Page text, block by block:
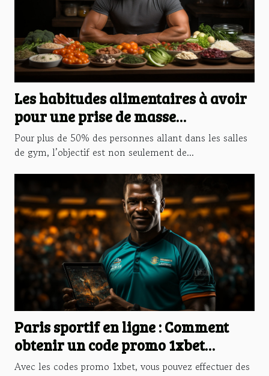
Les habitudes alimentaires à avoir
pour une prise de masse
musculaire
Pour plus de 50% des personnes allant dans les salles
de gym, l’objectif est non seulement de...
Paris sportif en ligne : Comment
obtenir un code promo 1xbet
gratuitement ?
Avec les codes promo 1xbet, vous pouvez effectuer des